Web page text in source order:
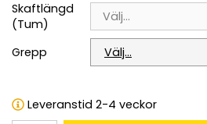
Skaftlängd
(Tum)
Välj...
Grepp Välj...
Leveranstid 2-4 veckor